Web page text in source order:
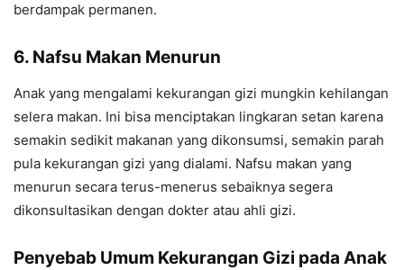
berdampak permanen.
6. Nafsu Makan Menurun
Anak yang mengalami kekurangan gizi mungkin kehilangan
selera makan. Ini bisa menciptakan lingkaran setan karena
semakin sedikit makanan yang dikonsumsi, semakin parah
pula kekurangan gizi yang dialami. Nafsu makan yang
menurun secara terus-menerus sebaiknya segera
dikonsultasikan dengan dokter atau ahli gizi.
Penyebab Umum Kekurangan Gizi pada Anak